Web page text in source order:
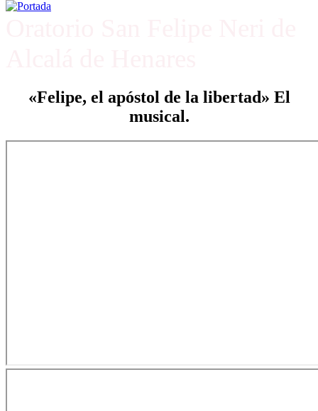
«Felipe, el apóstol de la libertad» El
musical.